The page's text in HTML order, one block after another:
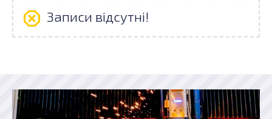
Записи відсутні!